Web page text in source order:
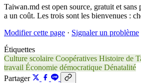
Taiwan.md est open source, gratuit et sans
a un coût. Les trois sont les bienvenues :
Modifier cette page · Signaler un problème
Étiquettes
Culture scolaire Coopératives Histoire de
travail Économie démocratique Dénatalité
Partager